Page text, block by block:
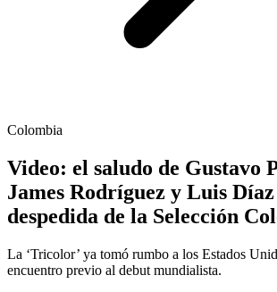
Colombia
Video: el saludo de Gustavo
James Rodríguez y Luis
despedida de la Selección
La ‘Tricolor’ ya tomó rumbo a los Estados
encuentro previo al debut mundialista.